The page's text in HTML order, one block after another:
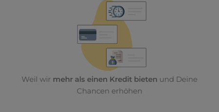
Weil wir mehr als einen Kredit bieten und Deine
Chancen erhöhen